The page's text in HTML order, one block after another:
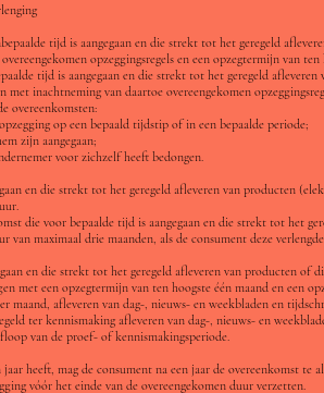
tijd is aangegaan en die strekt tot het geregeld
opzeggingsregels en een opzegtermijn van ten
tijd is aangegaan en die strekt tot het geregeld
inachtneming van daartoe overeengekomen
overeenkomsten:
op een bepaald tijdstip of in een bepaalde periode;
zijn aangegaan;
voor zichzelf heeft bedongen.
en die strekt tot het geregeld afleveren van producten
die voor bepaalde tijd is aangegaan en die strekt tot het
van maximaal drie maanden, als de consument deze
en die strekt tot het geregeld afleveren van producten of
met een opzegtermijn van ten hoogste één maand en een
maand, afleveren van dag-, nieuws- en weekbladen en
ter kennismaking afleveren van dag-, nieuws- en
van de proef- of kennismakingsperiode.
heeft, mag de consument na een jaar de overeenkomst
vóór het einde van de overeengekomen duur verzetten.